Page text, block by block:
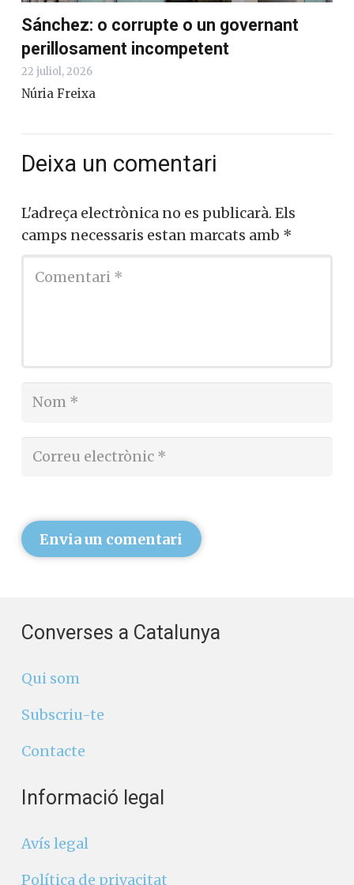
Sánchez: o corrupte o un governant
perillosament incompetent
22 juliol, 2026
Núria Freixa
Deixa un comentari
L'adreça electrònica no es publicarà. Els
camps necessaris estan marcats amb *
Envia un comentari
Converses a Catalunya
Qui som
Subscriu-te
Contacte
Informació legal
Avís legal
Política de privacitat